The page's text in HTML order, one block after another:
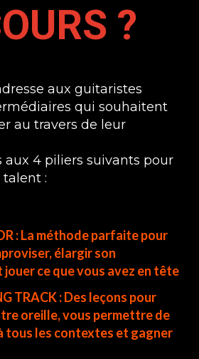
?
aux guitaristes
qui souhaitent
au travers de leur
aux 4 piliers suivants pour
:
: La méthode parfaite pour
élargir son
ce que vous avez en tête
TRACK : Des leçons pour
oreille, vous permettre de
tous les contextes et gagner